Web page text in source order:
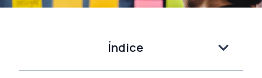
Índice